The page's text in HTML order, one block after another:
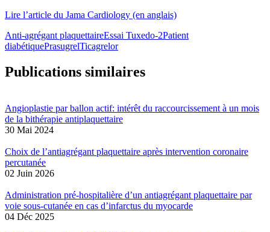
Lire l’article du Jama Cardiology (en anglais)
Anti-agrégant plaquettaireEssai Tuxedo-2Patient
diabétiquePrasugrelTicagrelor
Publications similaires
Angioplastie par ballon actif: intérêt du raccourcissement à un mois
de la bithérapie antiplaquettaire
30 Mai 2024
Choix de l’antiagrégant plaquettaire après intervention coronaire
percutanée
02 Juin 2026
Administration pré-hospitalière d’un antiagrégant plaquettaire par
voie sous-cutanée en cas d’infarctus du myocarde
04 Déc 2025